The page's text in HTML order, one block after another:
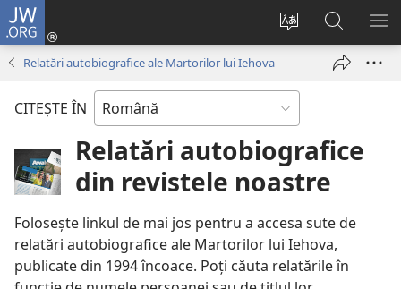
JW.ORG
Schimbaţi
ului
Conectează-
o
Căutați
pe
JW.ORG
Relatări autobiografice ale Martorilor lui Iehova
CITEŞTE ÎN
Relatări autobiografice
din revistele noastre
Folosește linkul de mai jos pentru a accesa sute de
relatări autobiografice ale Martorilor lui Iehova,
publicate din 1994 încoace. Poți căuta relatările în